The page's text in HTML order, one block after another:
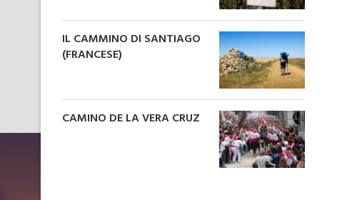
IL CAMMINO DI SANTIAGO
(FRANCESE)
CAMINO DE LA VERA CRUZ